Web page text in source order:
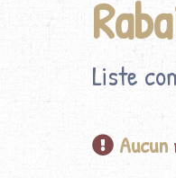
Liste
Aucun